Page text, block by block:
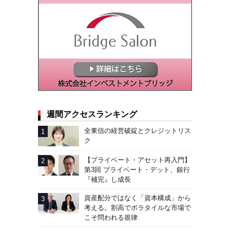
週間アクセスランキング
全東信の経営破綻とクレジットリス
ク
【プライベート・アセット再入門】
第3回 プライベート・デット、銀行
『補完』し成長
資産配分ではなく「資本構成」から
考える。割高でボラタイルな市場で
こそ問われる規律